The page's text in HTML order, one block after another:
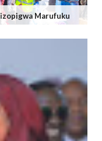
Marufuku